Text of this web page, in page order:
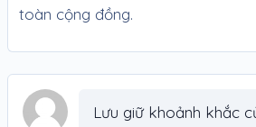
toàn cộng đồng.
Lưu giữ khoảnh khắc